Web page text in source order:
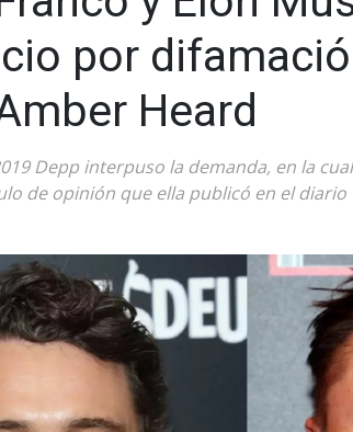
por
Heard
Depp interpuso la demanda, en la
de opinión que ella publicó en el diario